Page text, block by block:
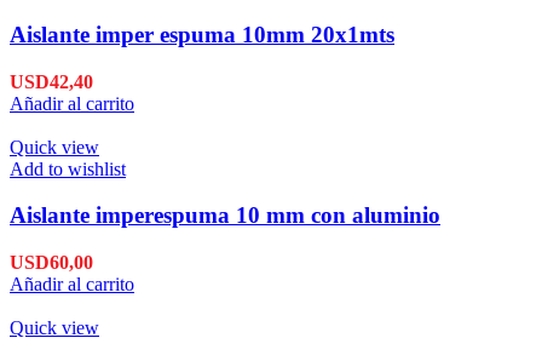
Aislante imper espuma 10mm 20x1mts
USD42,40
Añadir al carrito
Quick view
Add to wishlist
Aislante imperespuma 10 mm con aluminio
USD60,00
Añadir al carrito
Quick view